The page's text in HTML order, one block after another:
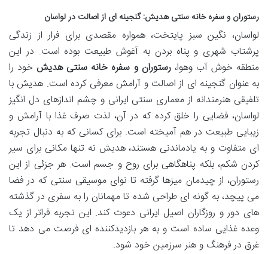
رستوران و سفره خانه سنتی هدیش: گنجینه ای از اصالت در لواسان
لواسان، نگین سبز پایتخت، همواره مقصدی برای فرار از زندگی
پرشتاب شهری و پناه بردن به آغوش طبیعت بوده است. در این
منطقه خوش آب وهوا،رستوران و سفره خانه سنتی هدیش خود را
به عنوان گنجینه ای از اصالت و آرامش معرفی کرده است. هدیش با
تلفیقی هنرمندانه از معماری سنتی ایرانی و چشم اندازهای دل انگیز
لواسان، فضایی را خلق کرده که در آن، لذت صرف غذا با آرامش و
زیبایی طبیعت در هم آمیخته است. برای کسانی که به دنبال تجربه
ای متفاوت و به یادماندنی هستند، هدیش نه تنها مکانی برای سیر
کردن شکم، بلکه پناهگاهی برای روح و جسم است. هر جزئی از این
رستوران، از چیدمان میزها گرفته تا نوای موسیقی سنتی که در فضا
می پیچد، به گونه ای طراحی شده تا مهمانان را به سفری در گذشته
های دور و روزگاران اصیل ایرانی دعوت کند. این تجربه فراتر از یک
وعده غذایی ساده است و به هر بازدیدکننده ای فرصت می دهد تا
غرق در فرهنگ و هنر سرزمین خود شود.